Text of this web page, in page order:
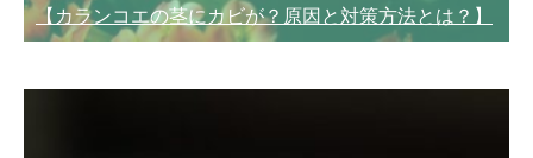
【カランコエの茎にカビが？原因と対策方法とは？】